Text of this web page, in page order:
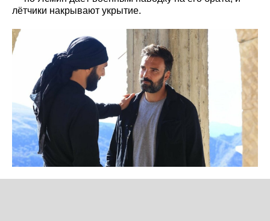
лётчики накрывают укрытие.